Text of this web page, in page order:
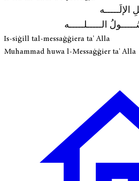
الإلَـــــه
الـــــلـــــه
Is-siġill tal-messaġġiera ta' Alla
Muhammad huwa l-Messaġġier ta' Alla